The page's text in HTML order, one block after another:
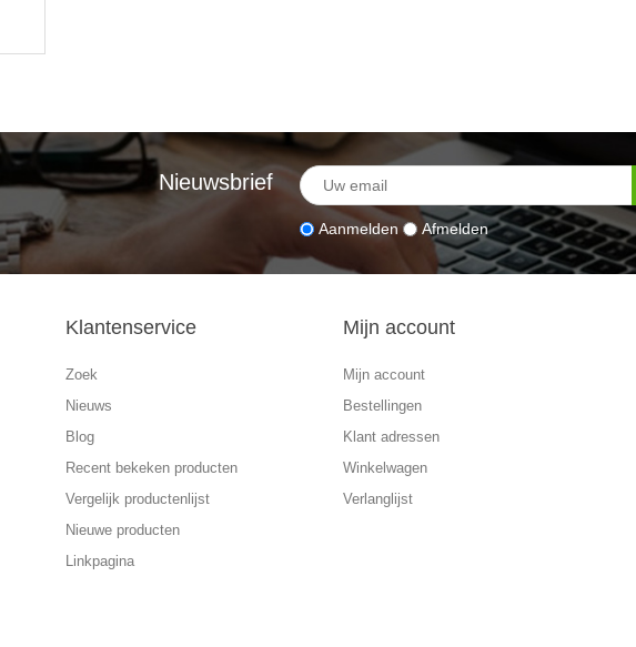
Nieuwsbrief
Aanmelden Afmelden
Klantenservice
Zoek
Nieuws
Blog
Recent bekeken producten
Vergelijk productenlijst
Nieuwe producten
Linkpagina
Mijn account
Mijn account
Bestellingen
Klant adressen
Winkelwagen
Verlanglijst